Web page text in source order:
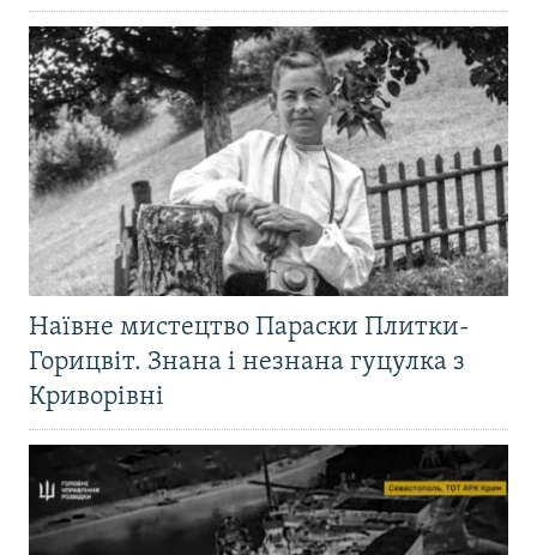
Наївне мистецтво Параски Плитки-
Горицвіт. Знана і незнана гуцулка з
Криворівні